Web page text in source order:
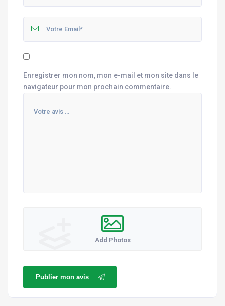
Enregistrer mon nom, mon e-mail et mon site dans le
navigateur pour mon prochain commentaire.
Add Photos
Publier mon avis